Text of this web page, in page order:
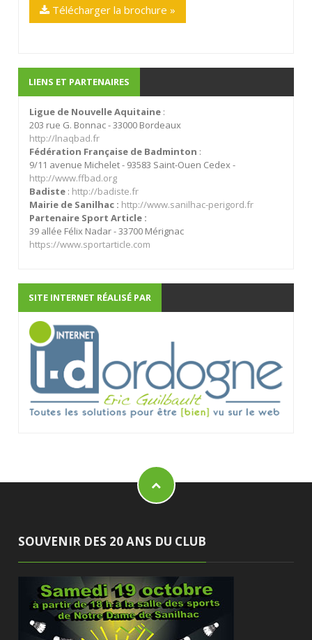
Télécharger la brochure »
LIENS ET PARTENAIRES
Ligue de Nouvelle Aquitaine :
203 rue G. Bonnac - 33000 Bordeaux
http://lnaqbad.fr
Fédération Française de Badminton :
9/11 avenue Michelet - 93583 Saint-Ouen Cedex -
http://www.ffbad.org
Badiste : http://badiste.fr
Mairie de Sanilhac : http://www.sanilhac-perigord.fr
Partenaire Sport Article :
39 allée Félix Nadar - 33700 Mérignac
https://www.sportarticle.com
SITE INTERNET RÉALISÉ PAR
SOUVENIR DES 20 ANS DU CLUB